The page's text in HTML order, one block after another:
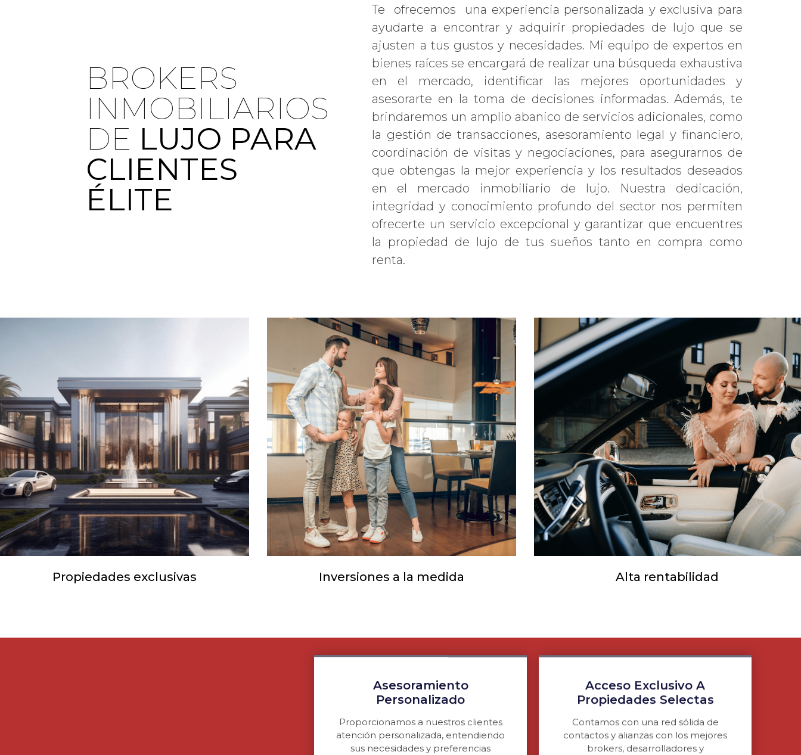
BROKERS
INMOBILIARIOS
DE LUJO PARA
CLIENTES
ÉLITE
Te ofrecemos una experiencia personalizada y exclusiva para
ayudarte a encontrar y adquirir propiedades de lujo que se
ajusten a tus gustos y necesidades. Mi equipo de expertos en
bienes raíces se encargará de realizar una búsqueda exhaustiva
en el mercado, identificar las mejores oportunidades y
asesorarte en la toma de decisiones informadas. Además, te
brindaremos un amplio abanico de servicios adicionales, como
la gestión de transacciones, asesoramiento legal y financiero,
coordinación de visitas y negociaciones, para asegurarnos de
que obtengas la mejor experiencia y los resultados deseados
en el mercado inmobiliario de lujo. Nuestra dedicación,
integridad y conocimiento profundo del sector nos permiten
ofrecerte un servicio excepcional y garantizar que encuentres
la propiedad de lujo de tus sueños tanto en compra como
renta.
Propiedades exclusivas Inversiones a la medida Alta rentabilidad
Asesoramiento
Personalizado
Proporcionamos a nuestros clientes
atención personalizada, entendiendo
sus necesidades y preferencias
Acceso Exclusivo A
Propiedades Selectas
Contamos con una red sólida de
contactos y alianzas con los mejores
brokers, desarrolladores y